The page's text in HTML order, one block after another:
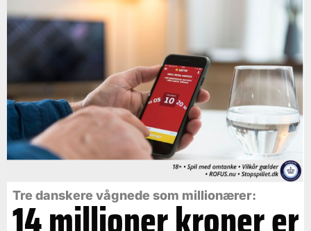
Tre danskere vågnede som millionærer: